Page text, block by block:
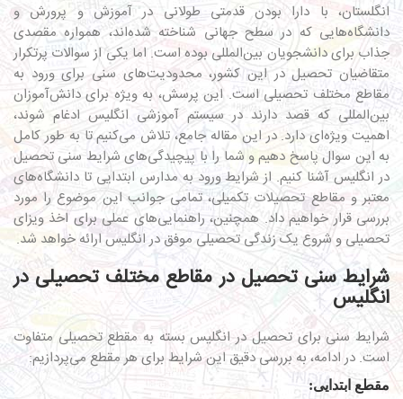
انگلستان، با دارا بودن قدمتی طولانی در آموزش و پرورش و
دانشگاه‌هایی که در سطح جهانی شناخته شده‌اند، همواره مقصدی
جذاب برای دانشجویان بین‌المللی بوده است. اما یکی از سوالات پرتکرار
متقاضیان تحصیل در این کشور، محدودیت‌های سنی برای ورود به
مقاطع مختلف تحصیلی است. این پرسش، به ویژه برای دانش‌آموزان
بین‌المللی که قصد دارند در سیستم آموزشی انگلیس ادغام شوند،
اهمیت ویژه‌ای دارد. در این مقاله جامع، تلاش می‌کنیم تا به طور کامل
به این سوال پاسخ دهیم و شما را با پیچیدگی‌های شرایط سنی تحصیل
در انگلیس آشنا کنیم. از شرایط ورود به مدارس ابتدایی تا دانشگاه‌های
معتبر و مقاطع تحصیلات تکمیلی، تمامی جوانب این موضوع را مورد
بررسی قرار خواهیم داد. همچنین، راهنمایی‌های عملی برای اخذ ویزای
تحصیلی و شروع یک زندگی تحصیلی موفق در انگلیس ارائه خواهد شد.
شرایط سنی تحصیل در مقاطع مختلف تحصیلی در
انگلیس
شرایط سنی برای تحصیل در انگلیس بسته به مقطع تحصیلی متفاوت
است. در ادامه، به بررسی دقیق این شرایط برای هر مقطع می‌پردازیم:
مقطع ابتدایی: